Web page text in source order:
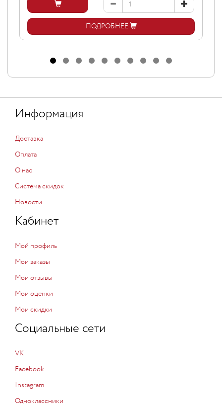
ПОДРОБНЕЕ
Информация
Доставка
Оплата
О нас
Система скидок
Новости
Кабинет
Мой профиль
Мои заказы
Мои отзывы
Мои оценки
Мои скидки
Социальные сети
VK
Facebook
Instagram
Одноклассники